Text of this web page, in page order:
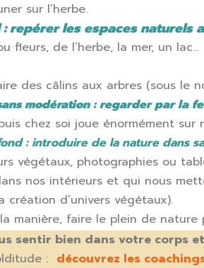
sur l’herbe.
repérer les espaces naturels
fleurs, de l’herbe, la mer, un
des câlins aux arbres (sous le
modération : regarder par la
chez soi joue énormément
: introduire de la nature dans
végétaux, photographies ou
nos intérieurs et qui nous
création d’univers végétaux).
manière, faire le plein de
sentir bien dans votre corps
: découvrez les